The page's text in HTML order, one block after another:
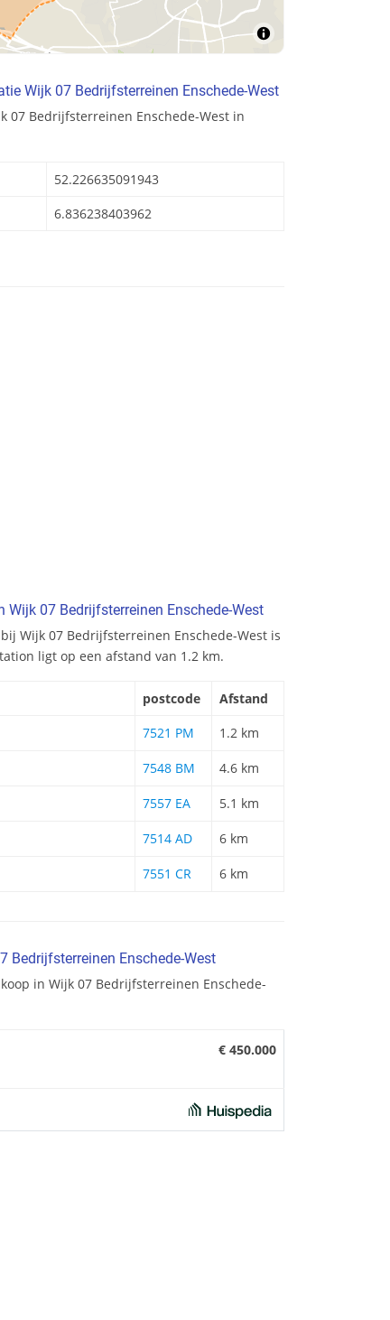
Wijk 07 Bedrijfsterreinen Enschede-West
07 Bedrijfsterreinen Enschede-West in
52.226635091943
6.836238403962
07 Bedrijfsterreinen Enschede-West
Wijk 07 Bedrijfsterreinen Enschede-West is
ligt op een afstand van 1.2 km.
postcode
Afstand
7521 PM 1.2 km
7548 BM 4.6 km
7557 EA 5.1 km
7514 AD 6 km
7551 CR 6 km
Bedrijfsterreinen Enschede-West
in Wijk 07 Bedrijfsterreinen Enschede-
€ 450.000